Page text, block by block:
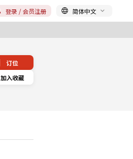
登录 / 会员注册 简体中文
订位
加入收藏